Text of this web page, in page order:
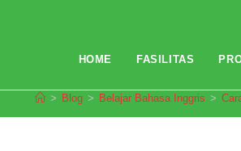
HOME FASILITAS
> Blog > Belajar Bahasa Inggris >